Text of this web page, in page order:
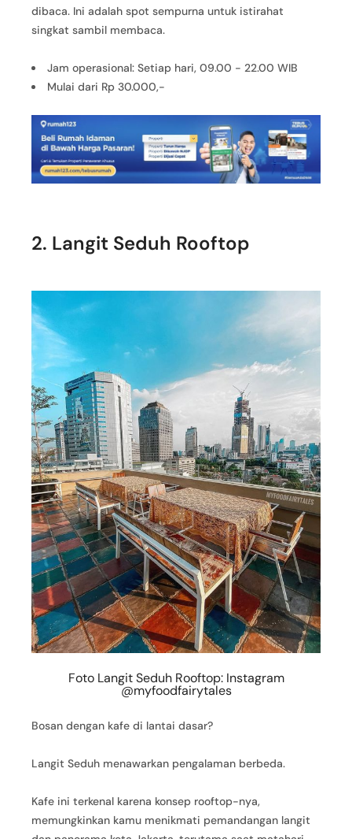
dibaca. Ini adalah spot sempurna untuk istirahat
singkat sambil membaca.
Jam operasional: Setiap hari, 09.00 - 22.00 WIB
Mulai dari Rp 30.000,-
2. Langit Seduh Rooftop
Foto Langit Seduh Rooftop: Instagram
@myfoodfairytales
Bosan dengan kafe di lantai dasar?
Langit Seduh menawarkan pengalaman berbeda.
Kafe ini terkenal karena konsep rooftop-nya,
memungkinkan kamu menikmati pemandangan langit